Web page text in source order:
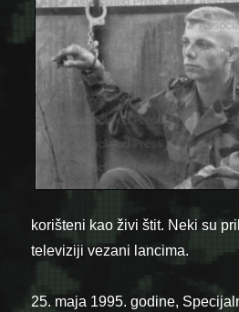
korišteni kao živi štit. Neki su
televiziji vezani lancima.
25. maja 1995. godine,